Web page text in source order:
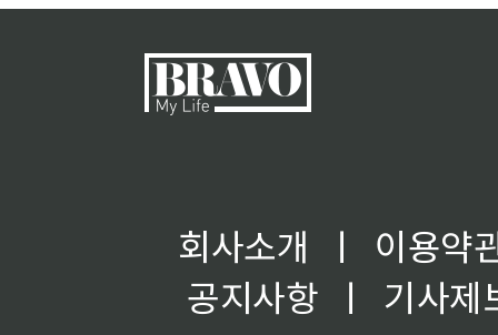
회사소개 ㅣ
이용약
공지사항
ㅣ
기사제